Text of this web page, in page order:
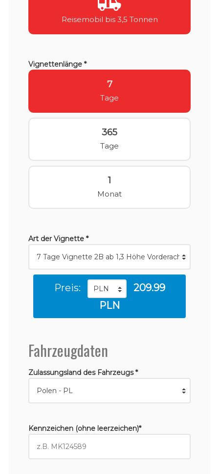
Reisemobil bis 3,5 Tonnen
Vignettenlänge *
7
Tage
365
Tage
1
Monat
Art der Vignette *
Preis:
209.99
PLN
Fahrzeugdaten
Zulassungsland des Fahrzeugs *
Kennzeichen (ohne leerzeichen)*